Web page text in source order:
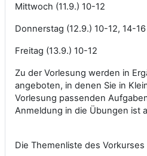
Mittwoch (11.9.) 10-12
Donnerstag (12.9.) 10-12, 14-16
Freitag (13.9.) 10-12
Zu der Vorlesung werden in
angeboten, in denen Sie in
Vorlesung passenden
Anmeldung in die Übungen ist
Die Themenliste des